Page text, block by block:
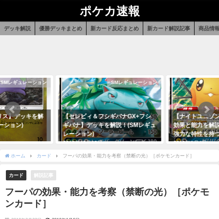
ポケカ速報
デッキ解説 優勝デッキまとめ 新カード反応まとめ 新カード解説記事 商品情
SMレギュレーション
ス】デッキを解
ション)
SMレギュレーション
【セレビィ＆フシギバナGX+フシ
ギバナ】デッキを解説！(SMレギュ
レーション)
2018年12月12日
【ナイトユニゾ
効果と能力を解
強力な特性を持
2019年1月4日
ホーム カード フーパの効果・能力を考察（禁断の光）［ポケモンカード］
カード 解説記事
フーパの効果・能力を考察（禁断の光）［ポケモ
ンカード］